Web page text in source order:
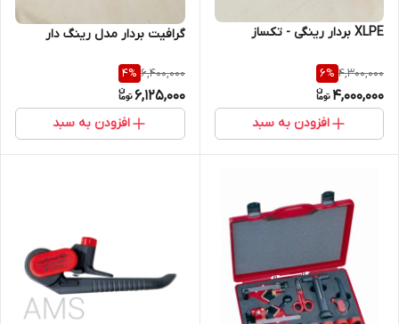
XLPE بردار رینگی - تکساز
4,300,000
6%
4,000,000
افزودن به سبد
گرافیت بردار مدل رینگ دار
6,400,000
4%
6,125,000
افزودن به سبد